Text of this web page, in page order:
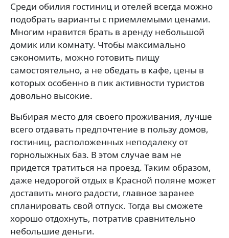
Среди обилия гостиниц и отелей всегда можно
подобрать варианты с приемлемыми ценами.
Многим нравится брать в аренду небольшой
домик или комнату. Чтобы максимально
сэкономить, можно готовить пищу
самостоятельно, а не обедать в кафе, цены в
которых особенно в пик активности туристов
довольно высокие.
Выбирая место для своего проживания, лучше
всего отдавать предпочтение в пользу домов,
гостиниц, расположенных неподалеку от
горнолыжных баз. В этом случае вам не
придется тратиться на проезд. Таким образом,
даже недорогой отдых в Красной поляне может
доставить много радости, главное заранее
спланировать свой отпуск. Тогда вы сможете
хорошо отдохнуть, потратив сравнительно
небольшие деньги.